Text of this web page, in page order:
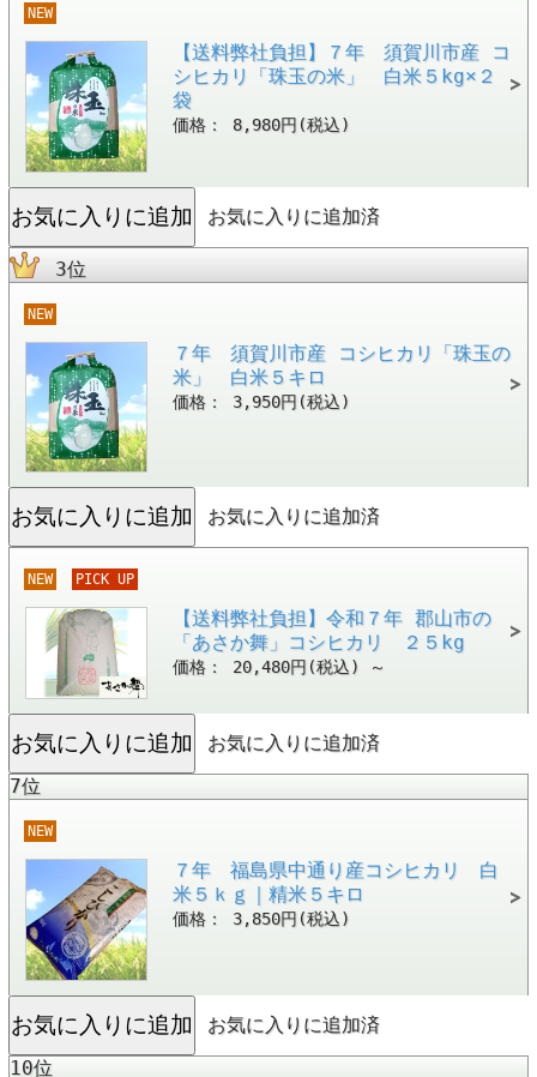
NEW
【送料弊社負担】７年 須賀川市産 コ
シヒカリ「珠玉の米」 白米５kg×２
袋
価格： 8,980円(税込)
お気に入りに追加済
3位
NEW
７年 須賀川市産 コシヒカリ「珠玉の
米」 白米５キロ
価格： 3,950円(税込)
お気に入りに追加済
NEW PICK UP
【送料弊社負担】令和７年 郡山市の
「あさか舞」コシヒカリ ２５kg
価格： 20,480円(税込) ～
お気に入りに追加済
7位
NEW
７年 福島県中通り産コシヒカリ 白
米５ｋｇ｜精米５キロ
価格： 3,850円(税込)
お気に入りに追加済
10位